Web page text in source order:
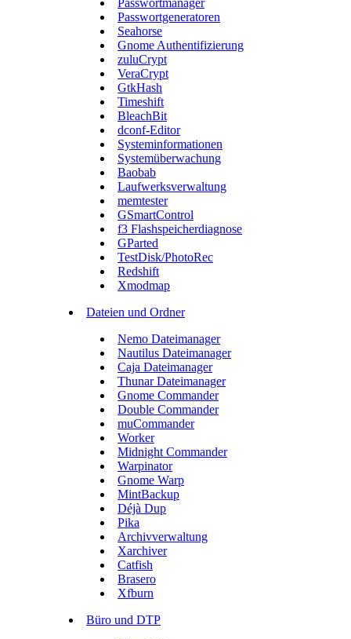
Passwortmanager
Passwortgeneratoren
Seahorse
Gnome Authentifizierung
zuluCrypt
VeraCrypt
GtkHash
Timeshift
BleachBit
dconf-Editor
Systeminformationen
Systemüberwachung
Baobab
Laufwerksverwaltung
memtester
GSmartControl
f3 Flashspeicherdiagnose
GParted
TestDisk/PhotoRec
Redshift
Xmodmap
Dateien und Ordner
Nemo Dateimanager
Nautilus Dateimanager
Caja Dateimanager
Thunar Dateimanager
Gnome Commander
Double Commander
muCommander
Worker
Midnight Commander
Warpinator
Gnome Warp
MintBackup
Déjà Dup
Pika
Archivverwaltung
Xarchiver
Catfish
Brasero
Xfburn
Büro und DTP